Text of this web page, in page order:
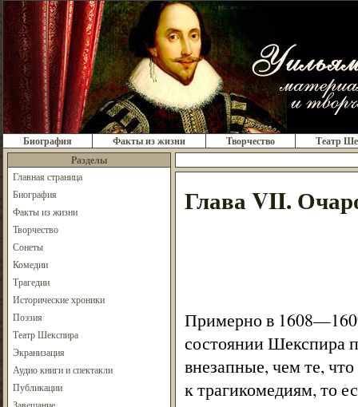
Биография Факты из жизни Творчество
Театр
Разделы
Главная страница
Биография
Факты из жизни
Творчество
Сонеты
Комедии
Трагедии
Исторические хроники
Поэзия
Театр Шекспира
Экранизация
Аудио книги и спектакли
Публикации
Глава VII.
Примерно в
состоянии Шекспира
внезапные, чем те,
к трагикомедиям, то